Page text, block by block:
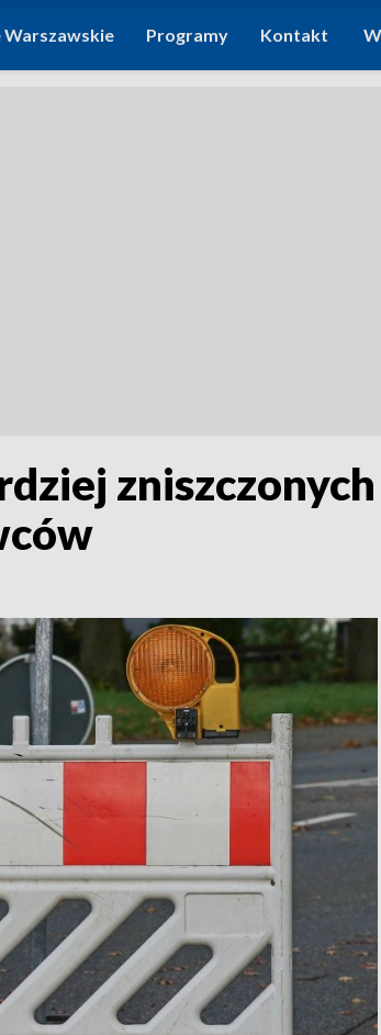
Warszawskie Programy Kontakt